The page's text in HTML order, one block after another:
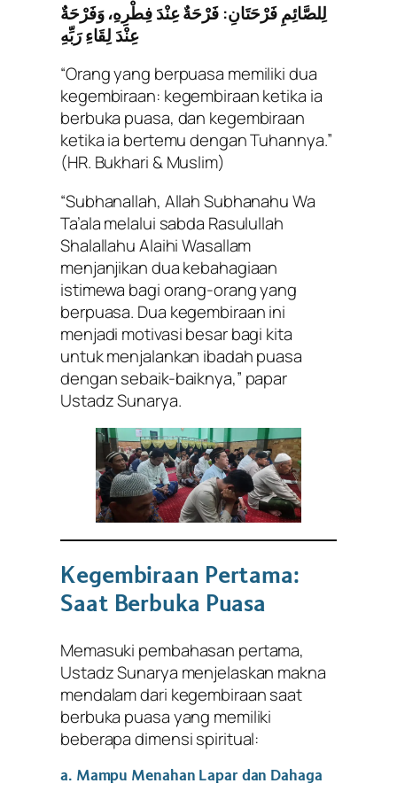
لِلصَّائِمِ فَرْحَتَانِ: فَرْحَةٌ عِنْدَ فِطْرِهِ، وَفَرْحَةٌ
عِنْدَ لِقَاءِ رَبِّهِ
“Orang yang berpuasa memiliki dua
kegembiraan: kegembiraan ketika ia
berbuka puasa, dan kegembiraan
ketika ia bertemu dengan Tuhannya.”
(HR. Bukhari & Muslim)
“Subhanallah, Allah Subhanahu Wa
Ta’ala melalui sabda Rasulullah
Shalallahu Alaihi Wasallam
menjanjikan dua kebahagiaan
istimewa bagi orang-orang yang
berpuasa. Dua kegembiraan ini
menjadi motivasi besar bagi kita
untuk menjalankan ibadah puasa
dengan sebaik-baiknya,” papar
Ustadz Sunarya.
Kegembiraan Pertama:
Saat Berbuka Puasa
Memasuki pembahasan pertama,
Ustadz Sunarya menjelaskan makna
mendalam dari kegembiraan saat
berbuka puasa yang memiliki
beberapa dimensi spiritual:
a. Mampu Menahan Lapar dan Dahaga